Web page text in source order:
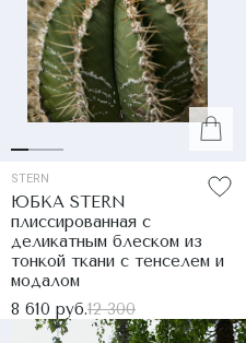
STERN
ЮБКА STERN
плиссированная с
деликатным блеском из
тонкой ткани с тенселем и
модалом
8 610 руб.12 300